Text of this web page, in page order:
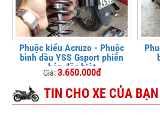
Phuộc kiểu Acruzo - Phuộc
bình dầu YSS Gsport phiên
bản đặc biệt
Giá:3.650.000đ
TIN CHO XE CỦA BẠN